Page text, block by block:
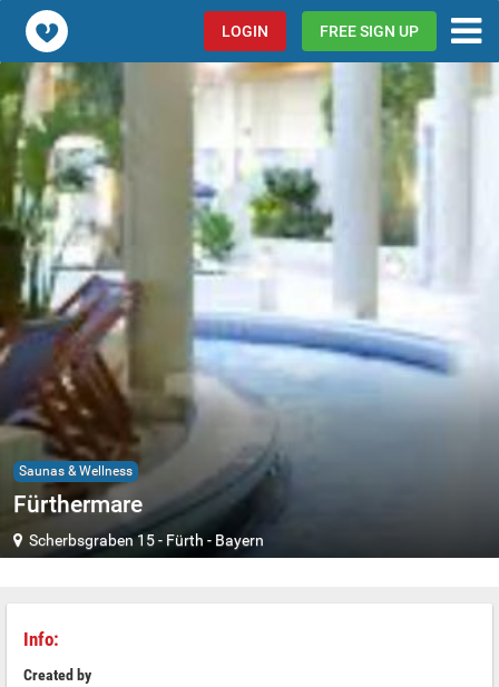
Popcorn.dating LOGIN FREE SIGN UP
Saunas & Wellness
Fürthermare
Scherbsgraben 15- Fürth - Bayern
Info:
Created by